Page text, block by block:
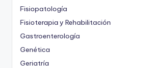
Fisiopatología
Fisioterapia y Rehabilitación
Gastroenterología
Genética
Geriatría